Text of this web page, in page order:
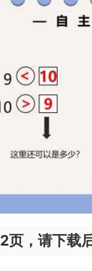
页，请下载